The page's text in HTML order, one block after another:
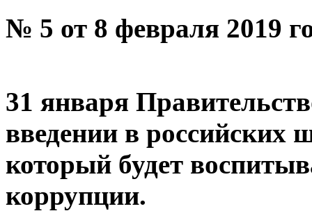
№ 5 от 8 февраля 2019
31 января
введении в российских
который будет
коррупции.